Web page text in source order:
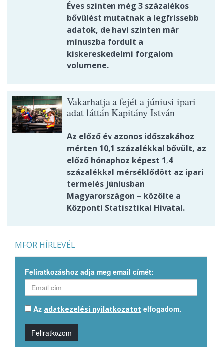
Éves szinten még 3 százalékos
bővülést mutatnak a legfrissebb
adatok, de havi szinten már
mínuszba fordult a
kiskereskedelmi forgalom
volumene.
Vakarhatja a fejét a júniusi ipari
adat láttán Kapitány István
Az előző év azonos időszakához
mérten 10,1 százalékkal bővült, az
előző hónaphoz képest 1,4
százalékkal mérséklődött az ipari
termelés júniusban
Magyarországon – közölte a
Központi Statisztikai Hivatal.
MFOR HÍRLEVÉL
Feliratkozáshoz adja meg email címét:
Az adatkezelési nyilatkozatot elfogadom.
Feliratkozom